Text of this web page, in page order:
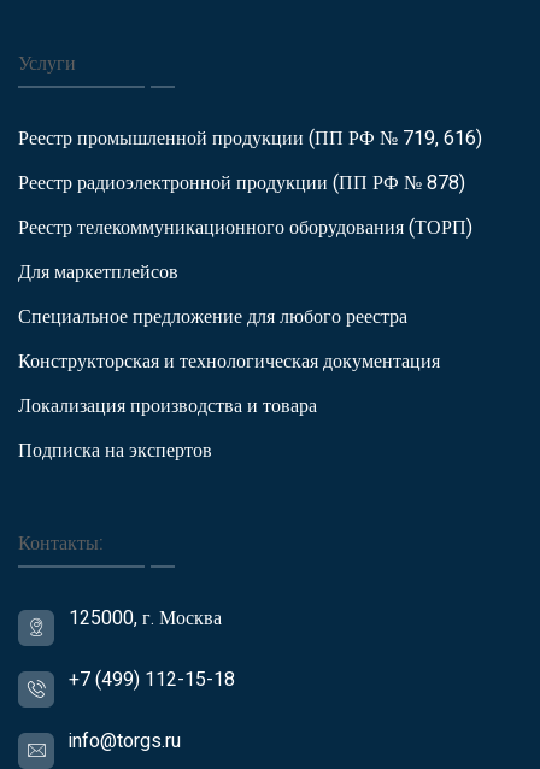
Услуги
Реестр промышленной продукции (ПП РФ № 719, 616)
Реестр радиоэлектронной продукции (ПП РФ № 878)
Реестр телекоммуникационного оборудования (ТОРП)
Для маркетплейсов
Специальное предложение для любого реестра
Конструкторская и технологическая документация
Локализация производства и товара
Подписка на экспертов
Контакты:
125000, г. Москва
+7 (499) 112-15-18
info@torgs.ru